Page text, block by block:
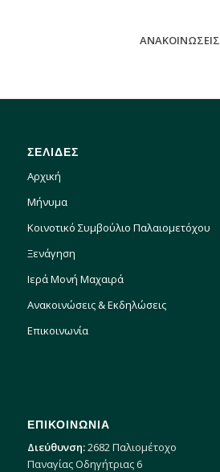
ΑΝΑΚΟΙΝΩΣΕΙΣ
ΣΕΛΙΔΕΣ
Αρχική
Μήνυμα
Κοινοτικό Συμβούλιο Παλαιομετόχου
Ξενάγηση
Ιερά Μονή Μαχαιρά
Ανακοινώσεις & Εκδηλώσεις
Επικοινωνία
ΕΠΙΚΟΙΝΩΝΙΑ
Διεύθυνση:2682 Παλιομέτοχο
Παναγίας Οδηγήτριας 6